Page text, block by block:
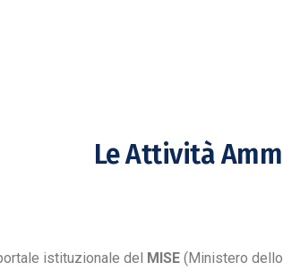
Le Attività
istituzionale del MISE (Ministero